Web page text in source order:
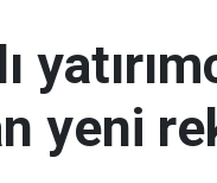
yeni